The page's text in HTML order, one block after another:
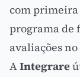
com primeira
programa de
avaliações no
AIntegrare